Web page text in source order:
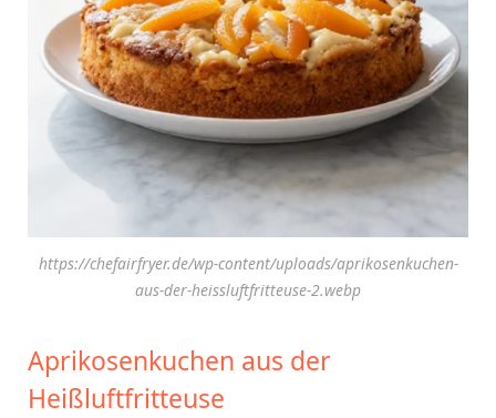
https://chefairfryer.de/wp-content/uploads/aprikosenkuchen-
aus-der-heissluftfritteuse-2.webp
Aprikosenkuchen aus der
Heißluftfritteuse